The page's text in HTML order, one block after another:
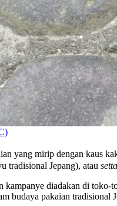
yang mirip dengan kaus
tradisional Jepang), atau setta
kampanye diadakan di
budaya pakaian tradisional